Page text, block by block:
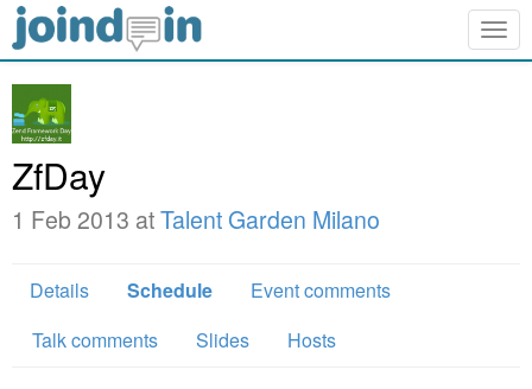
ZfDay
1 Feb 2013 atTalent Garden Milano
Details Schedule
Event comments
Talk comments
Slides Hosts